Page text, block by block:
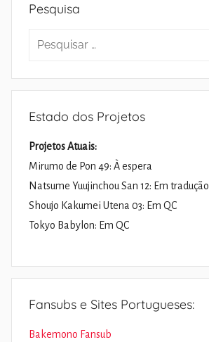
Pesquisa
Pesquisar
Estado dos Projetos
Projetos Atuais:
Mirumo de Pon 49: À espera
Natsume Yuujinchou San 12: Em tradução
Shoujo Kakumei Utena 03: Em QC
Tokyo Babylon: Em QC
Fansubs e Sites Portugueses:
Bakemono Fansub